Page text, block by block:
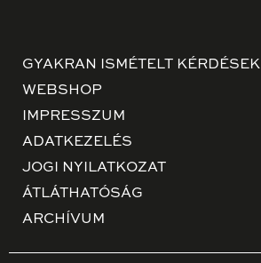
GYAKRAN ISMÉTELT KÉRDÉSEK
WEBSHOP
IMPRESSZUM
ADATKEZELÉS
JOGI NYILATKOZAT
ÁTLÁTHATÓSÁG
ARCHÍVUM